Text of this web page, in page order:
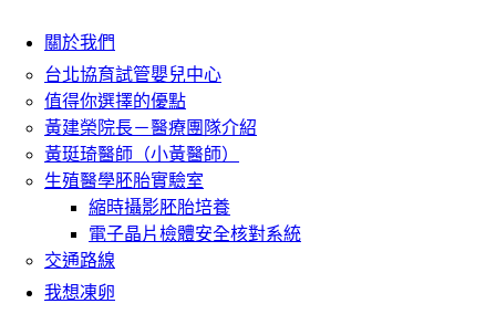
關於我們
台北協育試管嬰兒中心
值得你選擇的優點
黃建榮院長－醫療團隊介紹
黃珽琦醫師（小黃醫師）
生殖醫學胚胎實驗室
縮時攝影胚胎培養
電子晶片檢體安全核對系統
交通路線
我想凍卵